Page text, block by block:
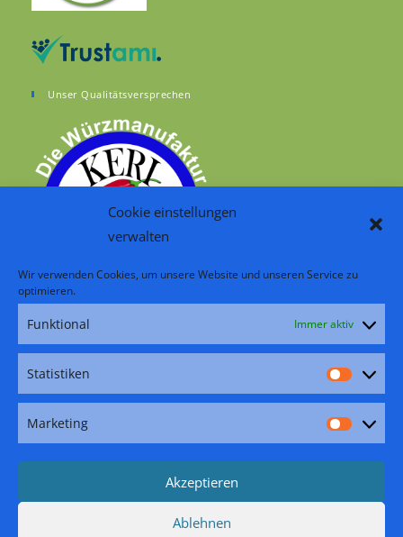
Cookie einstellungen
verwalten
Wir verwenden Cookies, um unsere Website und unseren Service zu
optimieren.
Funktional Immer aktiv
Statistiken
Marketing
Akzeptieren
Ablehnen
Unser Qualitätsversprechen
Folge uns:
FacebookPinterestInstagramYouTubeTikTok
Widerrufsbelehrung